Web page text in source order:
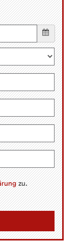
zu.